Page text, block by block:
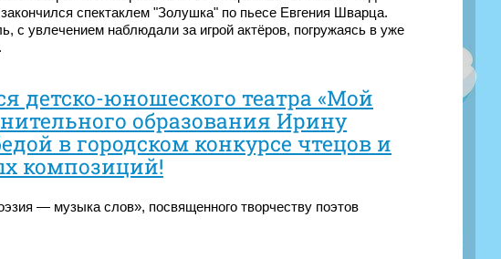
спектаклем "Золушка" по пьесе Евгения Шварца.
с увлечением наблюдали за игрой актёров, погружаясь в уже
детско-юношеского театра «Мой
образования Ирину
в городском конкурсе чтецов и
композиций!
— музыка слов», посвященного творчеству поэтов